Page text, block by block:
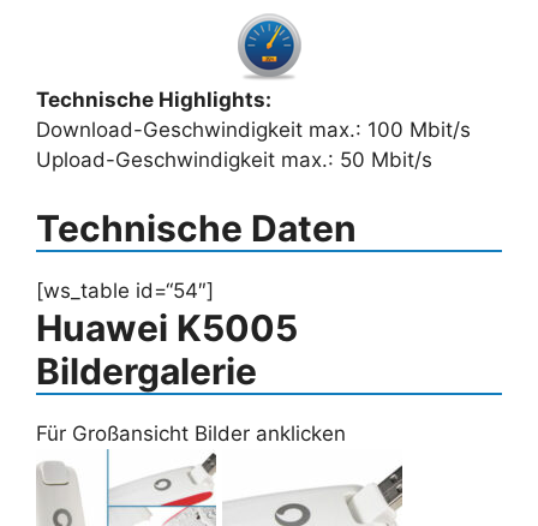
Technische Highlights:
Download-Geschwindigkeit max.: 100 Mbit/s
Upload-Geschwindigkeit max.: 50 Mbit/s
Technische Daten
[ws_table id=“54″]
Huawei K5005
Bildergalerie
Für Großansicht Bilder anklicken